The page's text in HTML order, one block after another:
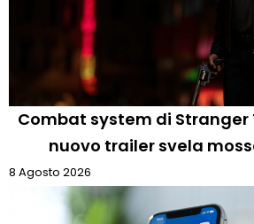
Combat system di Stranger
nuovo trailer svela
8 Agosto 2026